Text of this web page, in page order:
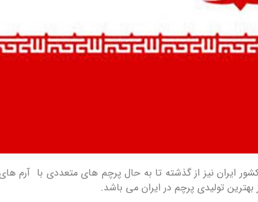
کشور ایران نیز از گذشته تا به حال پرچم های متعددی با آرم
بهترین تولیدی پرچم در ایران می باشد.